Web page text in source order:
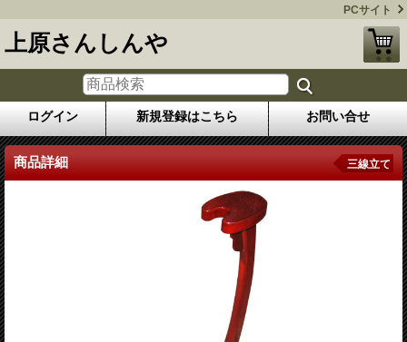
PCサイト
上原さんしんや
ログイン 新規登録はこちら お問い合せ
商品詳細 三線立て